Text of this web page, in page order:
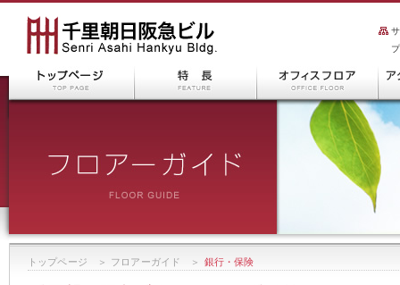
プ
トップページ ＞ フロアーガイド ＞ 銀行・保険